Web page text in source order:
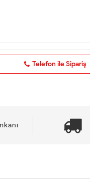
Telefon ile Sipariş